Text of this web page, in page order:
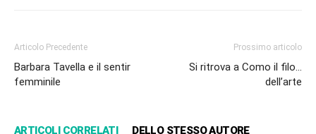
Articolo Precedente
Barbara Tavella e il sentir
femminile
Prossimo articolo
Si ritrova a Como il filo…
dell’arte
ARTICOLI CORRELATI DELLO STESSO AUTORE